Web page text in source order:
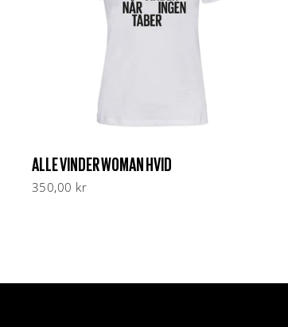
ALLE VINDER WOMAN HVID
350,00 kr